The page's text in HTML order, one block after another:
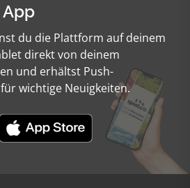
du die Plattform auf deinem
direkt von deinem
und erhältst Push-
wichtige Neuigkeiten.